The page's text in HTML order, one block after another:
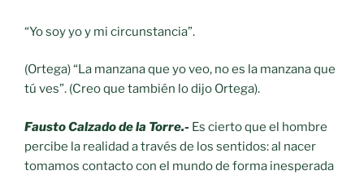
“Yo soy yo y mi circunstancia”.
(Ortega) “La manzana que yo veo, no es la manzana que
tú ves”. (Creo que también lo dijo Ortega).
Fausto Calzado de la Torre.- Es cierto que el hombre
percibe la realidad a través de los sentidos: al nacer
tomamos contacto con el mundo de forma inesperada